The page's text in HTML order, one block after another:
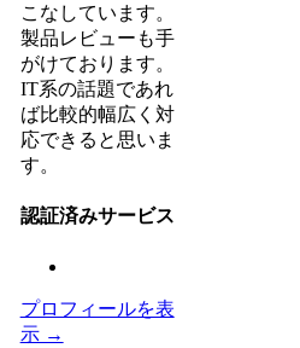
こなしています。
製品レビューも手
がけております。
IT系の話題であれ
ば比較的幅広く対
応できると思いま
す。
認証済みサービス
プロフィールを表
示 →